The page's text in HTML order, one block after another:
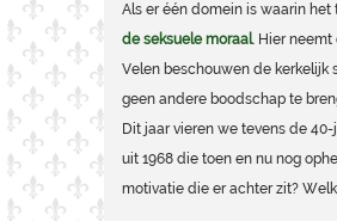
Als er één domein is waarin het
de seksuele moraal. Hier
Velen beschouwen de kerkelijk
geen andere boodschap te
Dit jaar vieren we tevens de
uit 1968 die toen en nu nog
motivatie die er achter zit?